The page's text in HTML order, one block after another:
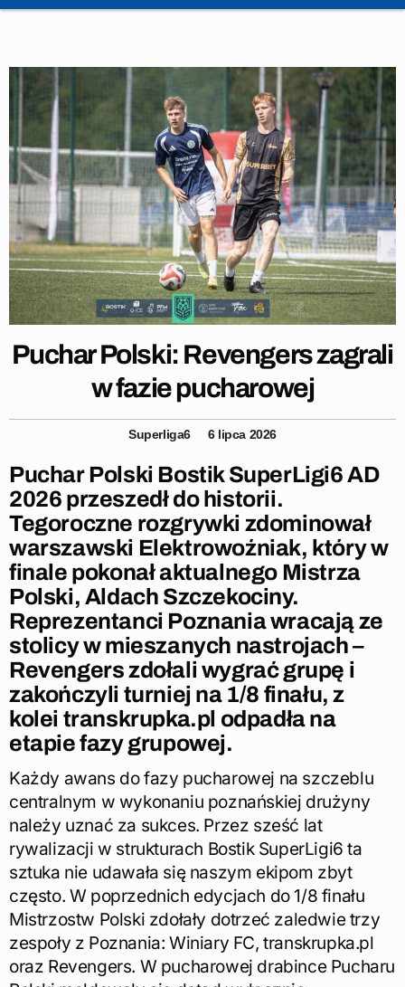
Puchar Polski: Revengers zagrali
w fazie pucharowej
Superliga6 6 lipca 2026
Puchar Polski Bostik SuperLigi6 AD
2026 przeszedł do historii.
Tegoroczne rozgrywki zdominował
warszawski Elektrowoźniak, który w
finale pokonał aktualnego Mistrza
Polski, Aldach Szczekociny.
Reprezentanci Poznania wracają ze
stolicy w mieszanych nastrojach –
Revengers zdołali wygrać grupę i
zakończyli turniej na 1/8 finału, z
kolei transkrupka.pl odpadła na
etapie fazy grupowej.
Każdy awans do fazy pucharowej na szczeblu
centralnym w wykonaniu poznańskiej drużyny
należy uznać za sukces. Przez sześć lat
rywalizacji w strukturach Bostik SuperLigi6 ta
sztuka nie udawała się naszym ekipom zbyt
często. W poprzednich edycjach do 1/8 finału
Mistrzostw Polski zdołały dotrzeć zaledwie trzy
zespoły z Poznania: Winiary FC, transkrupka.pl
oraz Revengers. W pucharowej drabince Pucharu